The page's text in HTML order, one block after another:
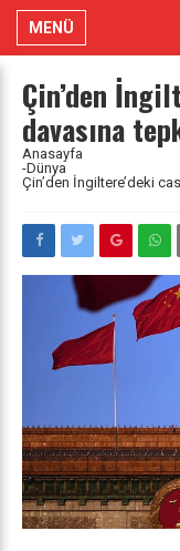
MENÜ
Çin’den
davasına
Anasayfa
-Dünya
Çin’den İngiltere’deki